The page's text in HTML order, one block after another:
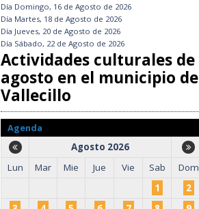
Día Domingo, 16 de Agosto de 2026
Día Martes, 18 de Agosto de 2026
Día Jueves, 20 de Agosto de 2026
Día Sábado, 22 de Agosto de 2026
Actividades culturales de
agosto en el municipio de
Vallecillo
Agenda
Agosto 2026
Lun
Mar Mie Jue Vie Sab
Dom
1
2